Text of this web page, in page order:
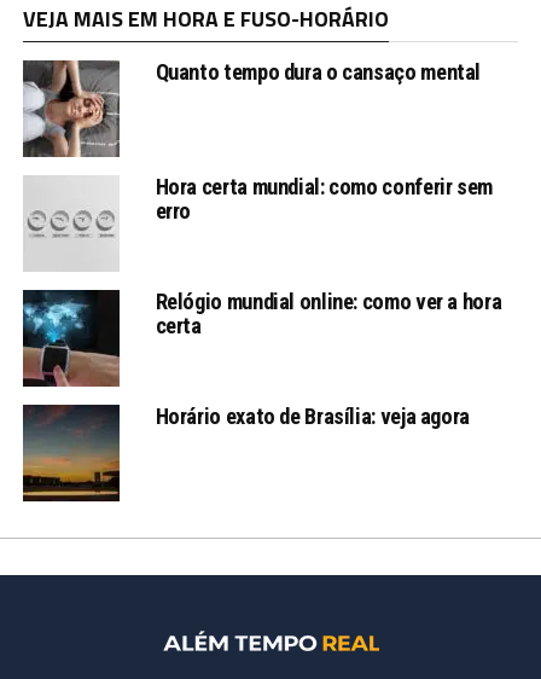
VEJA MAIS EM HORA E FUSO-HORÁRIO
Quanto tempo dura o cansaço mental
Hora certa mundial: como conferir sem
erro
Relógio mundial online: como ver a hora
certa
Horário exato de Brasília: veja agora